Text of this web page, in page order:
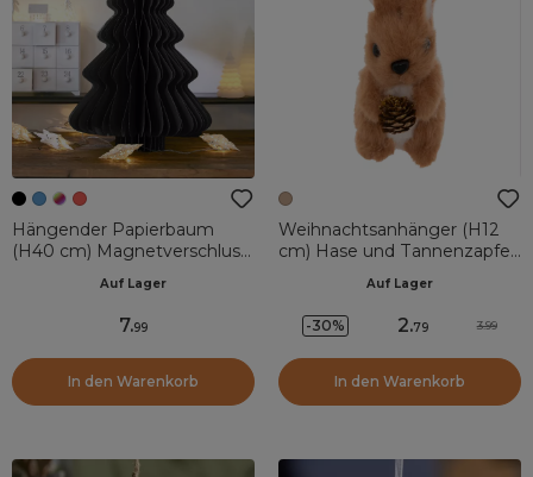
Hängender Papierbaum
(H40 cm) Magnetverschluss
Auf Lager
7.99
In den Warenkorb
Weihnachtsanhänger (H12
cm) Hase und Tannenzapfen
Auf Lager
-30% 2.79 3.99
In den Warenkorb